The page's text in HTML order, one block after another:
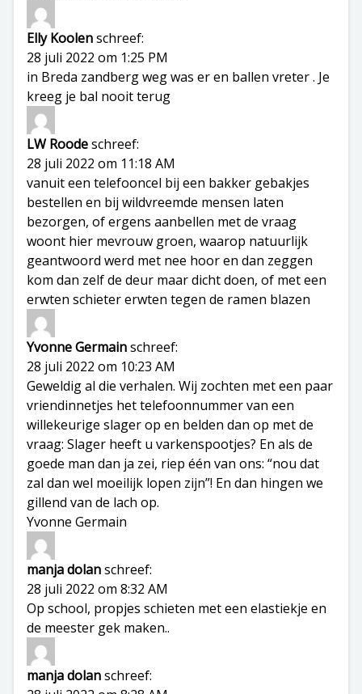
Elly Koolenschreef:
28 juli 2022 om 1:25 PM
in Breda zandberg weg was er en ballen vreter . Je
kreeg je bal nooit terug
LW Roodeschreef:
28 juli 2022 om 11:18 AM
vanuit een telefooncel bij een bakker gebakjes
bestellen en bij wildvreemde mensen laten
bezorgen, of ergens aanbellen met de vraag
woont hier mevrouw groen, waarop natuurlijk
geantwoord werd met nee hoor en dan zeggen
kom dan zelf de deur maar dicht doen, of met een
erwten schieter erwten tegen de ramen blazen
Yvonne Germainschreef:
28 juli 2022 om 10:23 AM
Geweldig al die verhalen. Wij zochten met een paar
vriendinnetjes het telefoonnummer van een
willekeurige slager op en belden dan op met de
vraag: Slager heeft u varkenspootjes? En als de
goede man dan ja zei, riep één van ons: “nou dat
zal dan wel moeilijk lopen zijn”! En dan hingen we
gillend van de lach op.
Yvonne Germain
manja dolanschreef:
28 juli 2022 om 8:32 AM
Op school, propjes schieten met een elastiekje en
de meester gek maken..
manja dolanschreef: